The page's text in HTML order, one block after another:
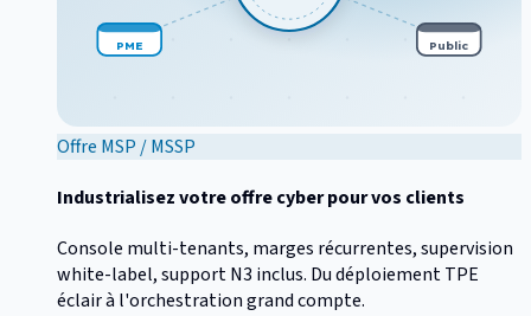
PME Public
Offre MSP / MSSP
Industrialisez votre offre cyber pour vos clients
Console multi-tenants, marges récurrentes, supervision
white-label, support N3 inclus. Du déploiement TPE
éclair à l'orchestration grand compte.